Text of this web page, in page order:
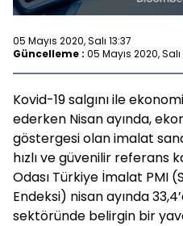
05 Mayıs 2020, Salı 13:37
Güncelleme : 05 Mayıs 2020, Salı
Kovid-19 salgını ile
ederken Nisan ayında,
göstergesi olan imalat
hızlı ve güvenilir referans
Odası Türkiye İmalat PMI
Endeksi) nisan ayında
sektöründe belirgin bir